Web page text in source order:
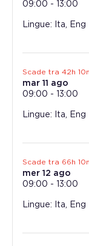
09:00 - 13:00
Lingue: Ita, Eng
Scade tra 42h
mar 11 ago
09:00 - 13:00
Lingue: Ita, Eng
Scade tra 66h
mer 12 ago
09:00 - 13:00
Lingue: Ita, Eng